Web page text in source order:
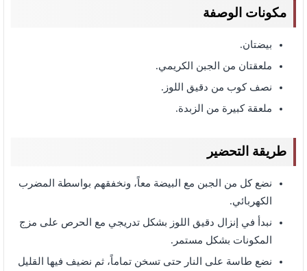
مكونات الوصفة
بيضتان.
ملعقتان من الجبن الكريمي.
نصف كوب من دقيق اللوز.
ملعقة كبيرة من الزبدة.
طريقة التحضير
نضع كل من الجبن مع البيضة معاً، ونخفقهم بواسطة المضرب
الكهربائي.
نبدأ في إنزال دقيق اللوز بشكل تدريجي مع الحرص على مزج
المكونات بشكل مستمر.
نضع طاسة على النار حتى تسخن تماماً، ثم نضيف فيها القليل